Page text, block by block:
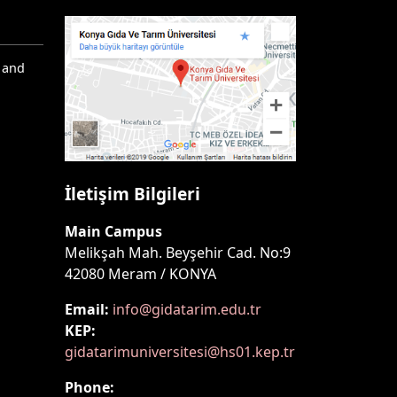
İletişim Bilgileri
Main Campus
Melikşah Mah. Beyşehir Cad. No:9
42080 Meram / KONYA
Email: info@gidatarim.edu.tr
KEP:
gidatarimuniversitesi@hs01.kep.tr
Phone: